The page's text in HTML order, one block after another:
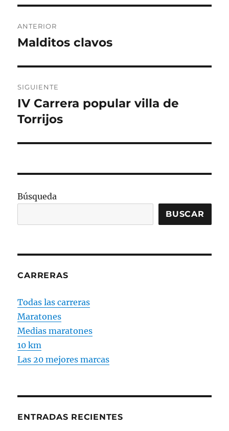
de
ANTERIOR
Entrada
Malditos clavos
SIGUIENTE
Entrada
siguiente:
IV Carrera popular villa de
Torrijos
Búsqueda
BUSCAR
CARRERAS
Todas las carreras
Maratones
Medias maratones
10 km
Las 20 mejores marcas
ENTRADAS RECIENTES